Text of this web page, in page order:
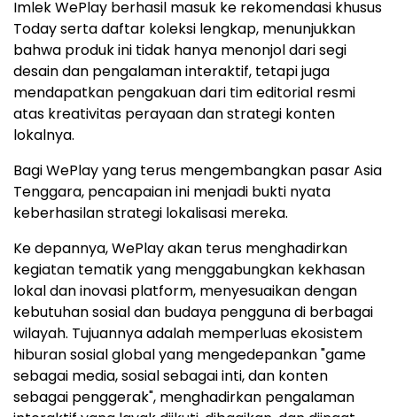
Imlek WePlay berhasil masuk ke rekomendasi khusus
Today serta daftar koleksi lengkap, menunjukkan
bahwa produk ini tidak hanya menonjol dari segi
desain dan pengalaman interaktif, tetapi juga
mendapatkan pengakuan dari tim editorial resmi
atas kreativitas perayaan dan strategi konten
lokalnya.
Bagi WePlay yang terus mengembangkan pasar Asia
Tenggara, pencapaian ini menjadi bukti nyata
keberhasilan strategi lokalisasi mereka.
Ke depannya, WePlay akan terus menghadirkan
kegiatan tematik yang menggabungkan kekhasan
lokal dan inovasi platform, menyesuaikan dengan
kebutuhan sosial dan budaya pengguna di berbagai
wilayah. Tujuannya adalah memperluas ekosistem
hiburan sosial global yang mengedepankan "game
sebagai media, sosial sebagai inti, dan konten
sebagai penggerak", menghadirkan pengalaman